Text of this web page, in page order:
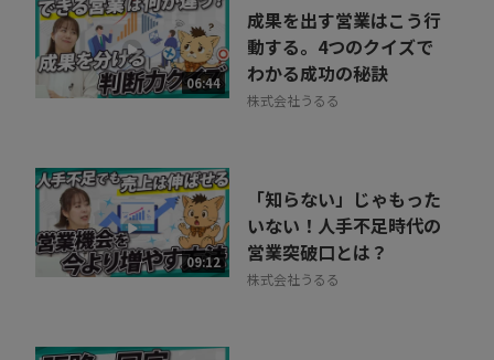
06:44
成果を出す営業はこう行
動する。4つのクイズで
わかる成功の秘訣
株式会社うるる
09:12
「知らない」じゃもった
いない！人手不足時代の
営業突破口とは？
株式会社うるる